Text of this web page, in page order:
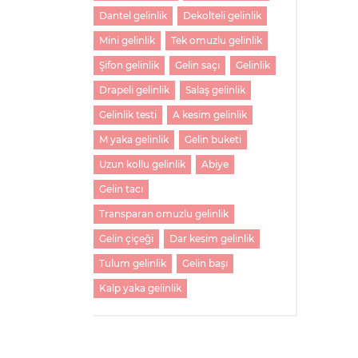
Dantel gelinlik Dekolteli gelinlik
Mini gelinlik Tek omuzlu gelinlik
Şifon gelinlik Gelin saçı Gelinlik
Drapeli gelinlik Salaş gelinlik
Gelinlik testi A kesim gelinlik
M yaka gelinlik Gelin buketi
Uzun kollu gelinlik Abiye
Gelin tacı
Transparan omuzlu gelinlik
Gelin çiçeği Dar kesim gelinlik
Tulum gelinlik Gelin başı
Kalp yaka gelinlik